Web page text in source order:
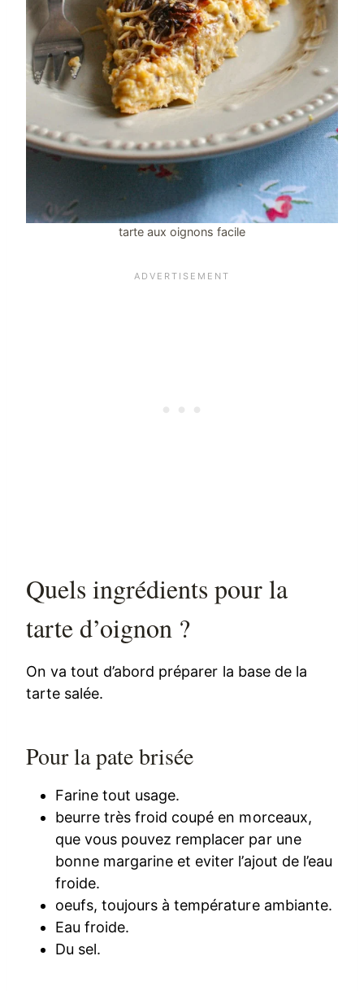
tarte aux oignons facile
Quels ingrédients pour la
tarte d’oignon ?
On va tout d’abord préparer la base de la
tarte salée.
Pour la pate brisée
Farine tout usage.
beurre très froid coupé en morceaux,
que vous pouvez remplacer par une
bonne margarine et eviter l’ajout de l’eau
froide.
oeufs, toujours à température ambiante.
Eau froide.
Du sel.